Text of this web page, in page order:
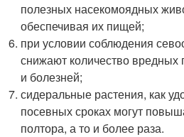
полезных насекомоядных
обеспечивая их пищей;
при условии соблюдения
снижают количество вредных
и болезней;
сидеральные растения, как
посевных сроках могут
полтора, а то и более раза.